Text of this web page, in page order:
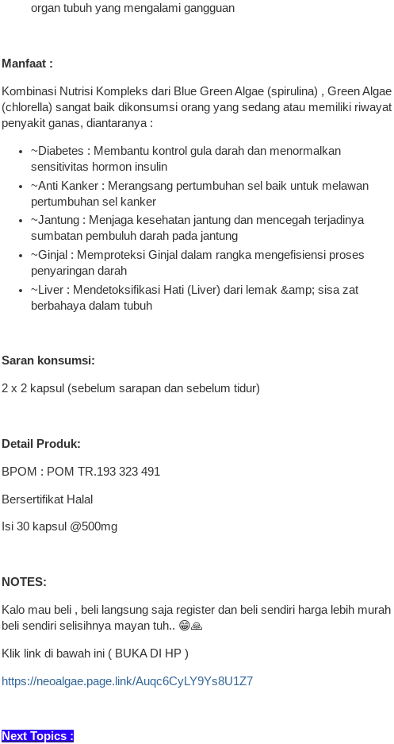
organ tubuh yang mengalami gangguan
Manfaat :
Kombinasi Nutrisi Kompleks dari Blue Green Algae (spirulina) , Green Algae
(chlorella) sangat baik dikonsumsi orang yang sedang atau memiliki riwayat
penyakit ganas, diantaranya :
~Diabetes : Membantu kontrol gula darah dan menormalkan
sensitivitas hormon insulin
~Anti Kanker : Merangsang pertumbuhan sel baik untuk melawan
pertumbuhan sel kanker
~Jantung : Menjaga kesehatan jantung dan mencegah terjadinya
sumbatan pembuluh darah pada jantung
~Ginjal : Memproteksi Ginjal dalam rangka mengefisiensi proses
penyaringan darah
~Liver : Mendetoksifikasi Hati (Liver) dari lemak &amp; sisa zat
berbahaya dalam tubuh
Saran konsumsi:
2 x 2 kapsul (sebelum sarapan dan sebelum tidur)
Detail Produk:
BPOM : POM TR.193 323 491
Bersertifikat Halal
Isi 30 kapsul @500mg
NOTES:
Kalo mau beli , beli langsung saja register dan beli sendiri harga lebih murah
beli sendiri selisihnya mayan tuh.. 😁🙏
Klik link di bawah ini ( BUKA DI HP )
https://neoalgae.page.link/Auqc6CyLY9Ys8U1Z7
Next Topics :